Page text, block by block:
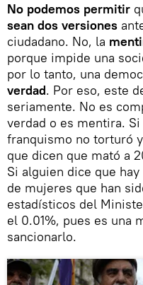
No podemos permitir
sean dos versiones
ciudadano. No, la
porque impide una
por lo tanto, una
verdad. Por eso, este
seriamente. No es
verdad o es mentira.
franquismo no torturó
que dicen que mató a
Si alguien dice que
de mujeres que han
estadísticos del
el 0.01%, pues es una
sancionarlo.